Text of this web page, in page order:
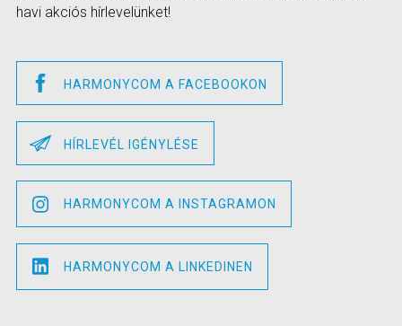
havi akciós hírlevelünket!
HARMONYCOM A FACEBOOKON
HÍRLEVÉL IGÉNYLÉSE
HARMONYCOM A INSTAGRAMON
HARMONYCOM A LINKEDINEN